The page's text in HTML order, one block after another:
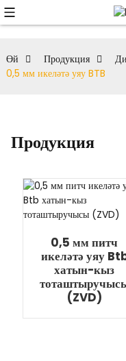
Өй Продукция
0,5 мм икеләтә уяу BTB
Продукция
0,5 мм питч
икеләтә уяу
хатын-кыз
(ZVD)